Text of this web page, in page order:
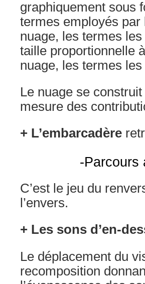
graphiquement sous
termes employés
nuage, les termes
taille proportionnelle
nuage, les termes
Le nuage se
mesure des
+ L’embarcadère
-Parcours
C’est le jeu du
l’envers.
+ Les sons d’en-
Le déplacement du
recomposition